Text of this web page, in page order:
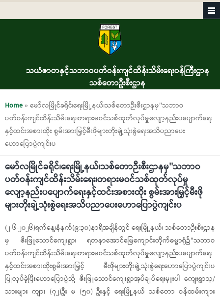
သယံဇာတနှင့်သဘာဝပတ်ဝန်းကျင်ထိန်းသိမ်းရေးဝန်ကြီးဌာန
သစ်တောဦးစီးဌာန
You are here
Home» မော်လမြိုင်ခရိုင်၊ရေးမြို့နယ်၊သစ်တောဉီးစီးဌာနမှ''သဘာဝ
ပတ်ဝန်းကျင်ထိန်းသိမ်းရေး၊တရားမဝင်သစ်ထုတ်လုပ်မှုလျော့နည်းပပျောက်ရေး
နှင့်ထင်းအစားထိုး စွမ်းအားမြှင့်မီးဖိုများတိုးချဲ့သုံးစွဲရေးအသိပညာပေး
ဟောပြောပွဲကျင်းပ
မော်လမြိုင်ခရိုင်၊ရေးမြို့နယ်၊သစ်တောဉီးစီးဌာနမှ''သဘာဝ
ပတ်ဝန်းကျင်ထိန်းသိမ်းရေး၊တရားမဝင်သစ်ထုတ်လုပ်မှု
လျော့နည်းပပျောက်ရေးနှင့်ထင်းအစားထိုး စွမ်းအားမြှင့်မီးဖို
များတိုးချဲ့သုံးစွဲရေးအသိပညာပေးဟောပြောပွဲကျင်းပ
(၂-၆-၂၀၂၆)ရက်နေ့၊နံနက်(၉:၃၀)နာရီအချိန်တွင် ရေးမြို့နယ်၊ သစ်တောဉီးစီးဌာန
မှ ဇီးဖြူသောင်ကျေးရွာ၊ ရတနာအောင်မြေကျောင်းတိုက်ဓမ္မာရုံ၌"သဘာဝ
ပတ်ဝန်းကျင်ထိန်းသိမ်းရေး၊တရားမဝင်သစ်ထုတ်လုပ်မှုလျော့နည်းပပျောက်ရေး
နှင့်ထင်းအစားထိုးစွမ်းအားမြှင့် မီးဖိုများတိုးချဲ့သုံးစွဲ‌ရေးဟောပြောပွဲကျင်းပ
ပြုလုပ်ခဲ့ပြီးဟောပြောပွဲသို့ ဇီးဖြူသောင်ကျေးရွာအုပ်ချုပ်ရေးမှူးပါ ကျေးရွာသူ/
သားများ ကျား (၇၂)ဦး မ (၅၀) ဦးနှင့် ရေးမြို့နယ် သစ်တော ဝန်ထမ်းကျား